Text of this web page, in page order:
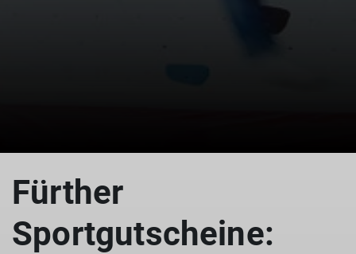
Fürther
Sportgutscheine: